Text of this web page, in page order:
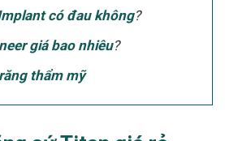
có đau không?
giá bao nhiêu?
thẩm mỹ